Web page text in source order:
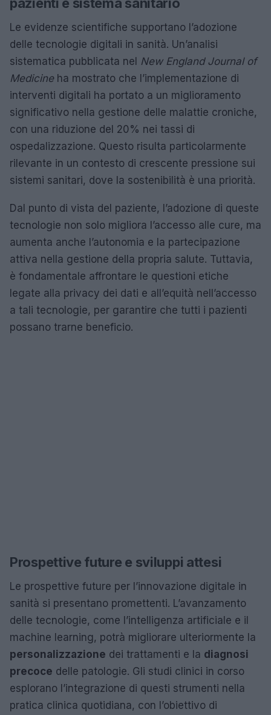
Le evidenze scientifiche supportano l’adozione
delle tecnologie digitali in sanità. Un’analisi
sistematica pubblicata nel New England Journal of
Medicineha mostrato che l’implementazione di
interventi digitali ha portato a un miglioramento
significativo nella gestione delle malattie croniche,
con una riduzione del 20% nei tassi di
ospedalizzazione. Questo risulta particolarmente
rilevante in un contesto di crescente pressione sui
sistemi sanitari, dove la sostenibilità è una priorità.
Dal punto di vista del paziente, l’adozione di queste
tecnologie non solo migliora l’accesso alle cure, ma
aumenta anche l’autonomia e la partecipazione
attiva nella gestione della propria salute. Tuttavia,
è fondamentale affrontare le questioni etiche
legate alla privacy dei dati e all’equità nell’accesso
a tali tecnologie, per garantire che tutti i pazienti
possano trarne beneficio.
Prospettive future e sviluppi attesi
Le prospettive future per l’innovazione digitale in
sanità si presentano promettenti. L’avanzamento
delle tecnologie, come l’intelligenza artificiale e il
machine learning, potrà migliorare ulteriormente la
personalizzazione dei trattamenti e la diagnosi
precoce delle patologie. Gli studi clinici in corso
esplorano l’integrazione di questi strumenti nella
pratica clinica quotidiana, con l’obiettivo di